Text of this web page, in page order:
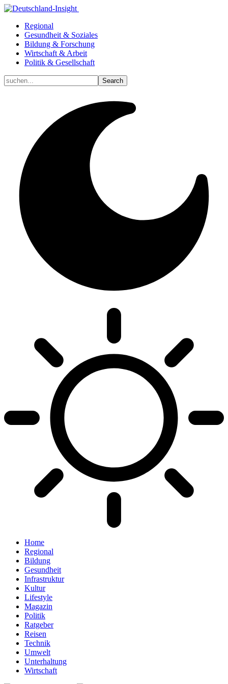
Regional
Gesundheit & Soziales
Bildung & Forschung
Wirtschaft & Arbeit
Politik & Gesellschaft
Home
Regional
Bildung
Gesundheit
Infrastruktur
Kultur
Lifestyle
Magazin
Politik
Ratgeber
Reisen
Technik
Umwelt
Unterhaltung
Wirtschaft